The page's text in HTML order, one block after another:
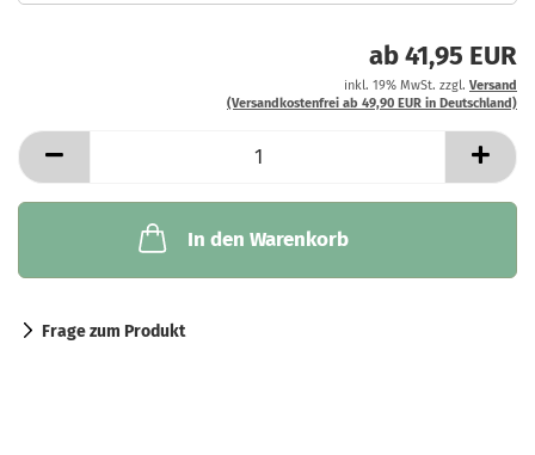
ab 41,95 EUR
inkl. 19% MwSt. zzgl. Versand
(Versandkostenfrei ab 49,90 EUR in Deutschland)
In den Warenkorb
Frage zum Produkt